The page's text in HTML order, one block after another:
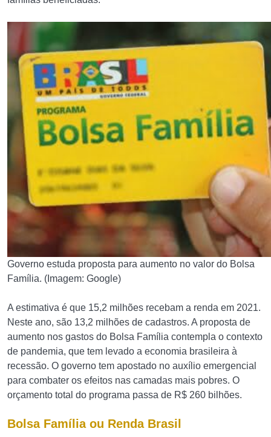
Governo estuda proposta para aumento no valor do Bolsa
Família. (Imagem: Google)
A estimativa é que 15,2 milhões recebam a renda em 2021.
Neste ano, são 13,2 milhões de cadastros. A proposta de
aumento nos gastos do Bolsa Família contempla o contexto
de pandemia, que tem levado a economia brasileira à
recessão. O governo tem apostado no auxílio emergencial
para combater os efeitos nas camadas mais pobres. O
orçamento total do programa passa de R$ 260 bilhões.
Bolsa Família ou Renda Brasil